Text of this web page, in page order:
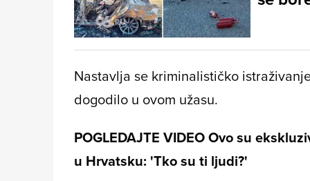
Nastavlja se kriminalističko
dogodilo u ovom užasu.
POGLEDAJTE VIDEO Ovo su
u Hrvatsku: 'Tko su ti ljudi?'